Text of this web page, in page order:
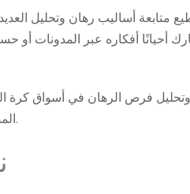
متابعة أساليب رهان وتحليل
أحيانًا أفكاره عبر المدونات أو
المصرية والأردنية، حيث يتوفر أفضل الخيارات مع مزيج متنوع من الرهانات الحية والمسبقة.